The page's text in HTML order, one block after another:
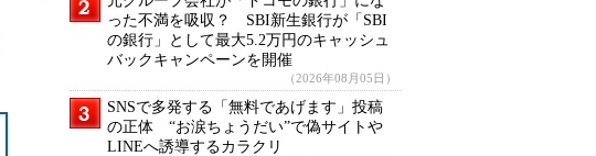
った不満を吸収？ SBI新生銀行が「SBI
の銀行」として最大5.2万円のキャッシュ
バックキャンペーンを開催
（2026年08月05日）
SNSで多発する「無料であげます」投稿
の正体 “お涙ちょうだい”で偽サイトや
LINEへ誘導するカラクリ